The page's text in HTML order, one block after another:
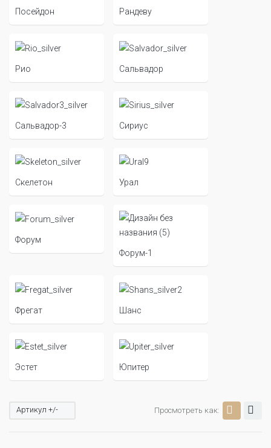
Посейдон Рандеву
Рио Сальвадор
Сальвадор-3 Сириус
Скелетон Урал
Форум
Форум-1
Фрегат Шанс
Эстет Юпитер
Просмотреть как:
Артикул +/-